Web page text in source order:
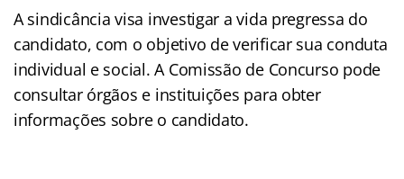
A sindicância visa investigar a vida pregressa do
candidato, com o objetivo de verificar sua conduta
individual e social. A Comissão de Concurso pode
consultar órgãos e instituições para obter
informações sobre o candidato.